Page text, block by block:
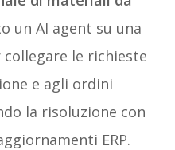
un AI agent su una
le richieste
e agli ordini
la risoluzione con
ERP.